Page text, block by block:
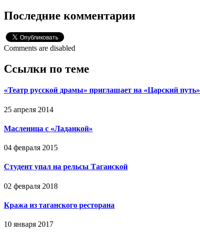
Последние комментарии
Comments are disabled
Ссылки по теме
«Театр русской драмы» приглашает на «Царский путь»
25 апреля 2014
Масленица с «Ладанкой»
04 февраля 2015
Студент упал на рельсы Таганской
02 февраля 2018
Кража из таганского ресторана
10 января 2017